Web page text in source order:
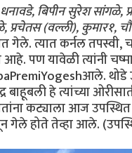
बिपीन सुरेश सांगळे,
प्रचेतस (वल्ली), कुमार१,
त्यात कर्नल तपस्वी,
पण यावेळी त्यांनी
थोडे
हे त्यांच्या
कट्याला आज उपस्थित
गेले होते तेव्हा आले.